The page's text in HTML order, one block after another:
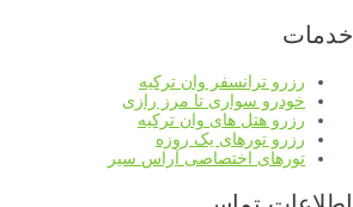
خدمات
رزرو ترانسفر وان ترکیه
خودرو سواری تا مرز رازی
رزرو هتل های وان ترکیه
رزرو تورهای یک روزه
تورهای اختصاصی آراس سیر